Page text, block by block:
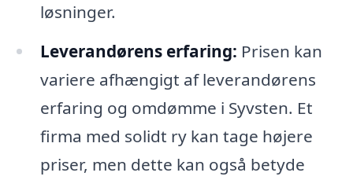
løsninger.
Leverandørens erfaring: Prisen kan
variere afhængigt af leverandørens
erfaring og omdømme i Syvsten. Et
firma med solidt ry kan tage højere
priser, men dette kan også betyde